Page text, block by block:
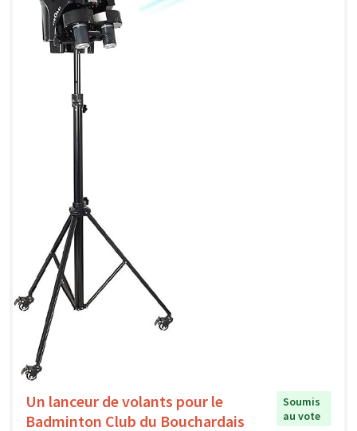
Un lanceur de volants pour le
Badminton Club du Bouchardais
Soumis
au vote